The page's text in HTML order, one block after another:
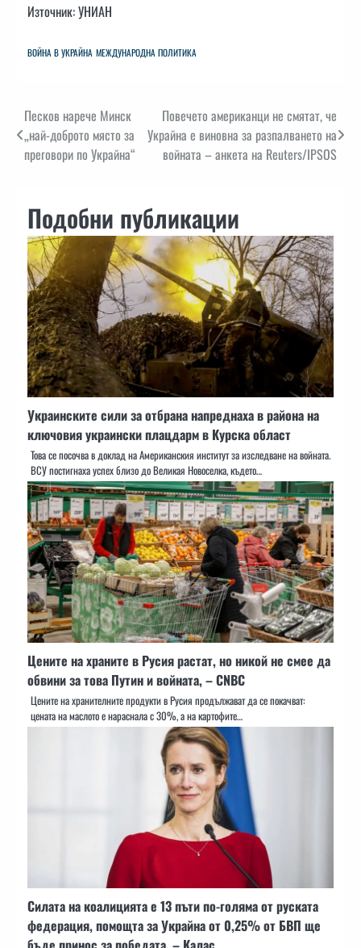
Източник: УНИАН
ВОЙНА В УКРАЙНА МЕЖДУНАРОДНА ПОЛИТИКА
Навигация
Песков нарече Минск
„най-доброто място за
преговори по Украйна“
Повечето американци не смятат, че
Украйна е виновна за разпалването на
войната – анкета на Reuters/IPSOS
Подобни публикации
Украинските сили за отбрана напреднаха в района на
ключовия украински плацдарм в Курска област
Това се посочва в доклад на Американския институт за изследване на войната.
ВСУ постигнаха успех близо до Великая Новоселка, където…
Цените на храните в Русия растат, но никой не смее да
обвини за това Путин и войната, – CNBC
Цените на хранителните продукти в Русия продължават да се покачват:
цената на маслото е нараснала с 30%, а на картофите…
Силата на коалицията е 13 пъти по-голяма от руската
федерация, помощта за Украйна от 0,25% от БВП ще